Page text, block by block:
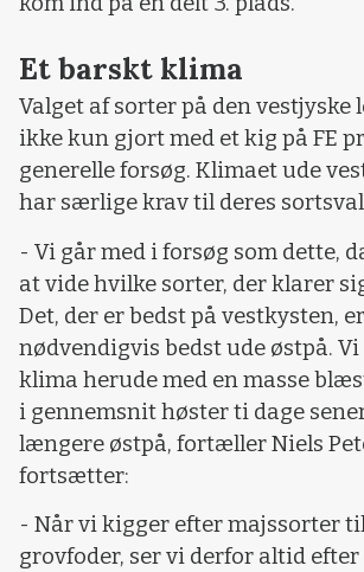
Et barskt klima
Valget af sorter på den vestjyske
ikke kun gjort med et kig på FE
generelle forsøg. Klimaet ude
har særlige krav til deres
- Vi går med i forsøg som dette,
at vide hvilke sorter, der klarer
Det, der er bedst på vestkysten,
nødvendigvis bedst ude østpå.
klima herude med en masse
i gennemsnit høster ti dage
længere østpå, fortæller Niels
fortsætter:
- Når vi kigger efter majssorter
grovfoder, ser vi derfor altid